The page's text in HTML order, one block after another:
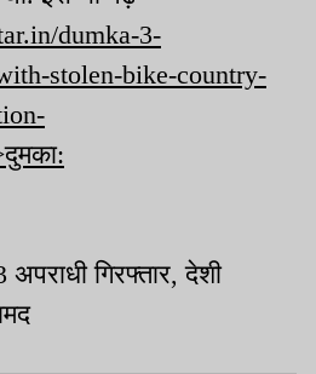
dumka-3-
stolen-bike-country-
गिरफ्तार, देशी